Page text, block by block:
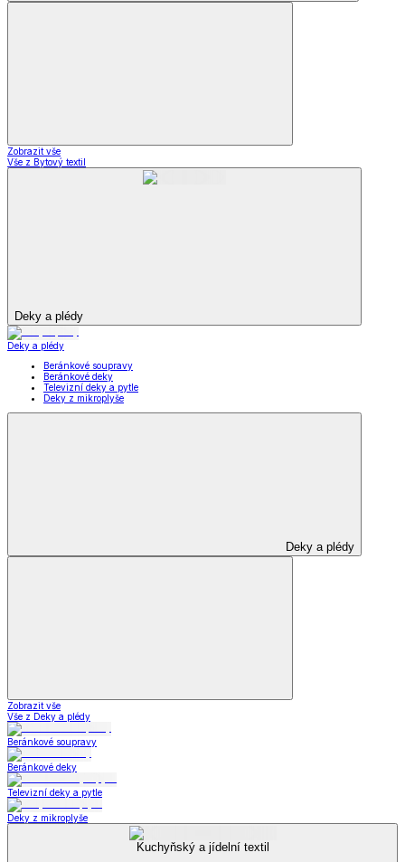
Zobrazit vše
Vše z Bytový textil
Deky a plédy
Deky a plédy
Beránkové soupravy
Beránkové deky
Televizní deky a pytle
Deky z mikroplyše
Deky a plédy
Zobrazit vše
Vše z Deky a plédy
Beránkové soupravy
Beránkové deky
Televizní deky a pytle
Deky z mikroplyše
Kuchyňský a jídelní textil